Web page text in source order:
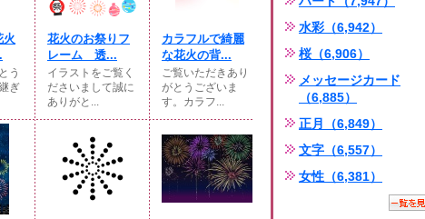
火
う
ぎ
花火のお祭りフ
レーム 透...
イラストをご覧く
ださいまして誠に
ありがと...
カラフルで綺麗
な花火の背...
ご覧いただきあり
がとうございま
す。カラフ...
水彩（6,942）
桜（6,906）
メッセージカード
（6,885）
正月（6,849）
文字（6,557）
女性（6,381）